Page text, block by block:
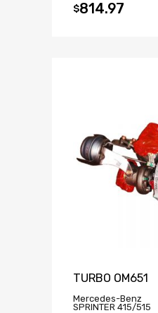
$814.97
TURBO OM651
Mercedes-Benz
SPRINTER 415/515